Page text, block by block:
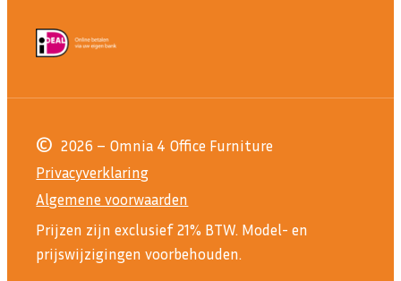
© 2026 – Omnia 4 Office Furniture
Privacyverklaring
Algemene voorwaarden
Prijzen zijn exclusief 21% BTW. Model- en
prijswijzigingen voorbehouden.